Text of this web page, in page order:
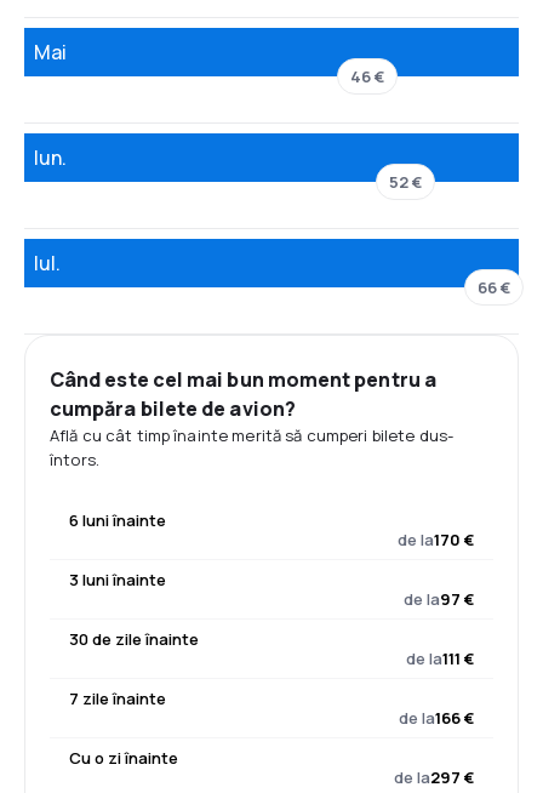
Mai
46 €
Iun.
52 €
Iul.
66 €
Când este cel mai bun moment pentru a
cumpăra bilete de avion?
Află cu cât timp înainte merită să cumperi bilete dus-
întors.
6 luni înainte
de la170 €
3 luni înainte
de la97 €
30 de zile înainte
de la111 €
7 zile înainte
de la166 €
Cu o zi înainte
de la297 €